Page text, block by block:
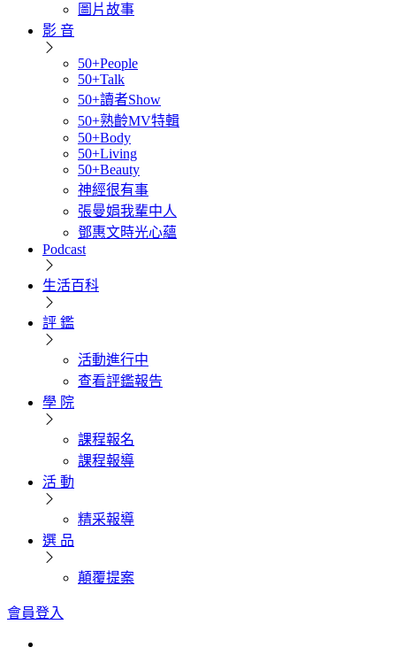
圖片故事
影 音
50+People
50+Talk
50+讀者Show
50+熟齡MV特輯
50+Body
50+Living
50+Beauty
神經很有事
張曼娟我輩中人
鄧惠文時光心蘊
Podcast
生活百科
評 鑑
活動進行中
查看評鑑報告
學 院
課程報名
課程報導
活 動
精采報導
選 品
顛覆提案
會員登入